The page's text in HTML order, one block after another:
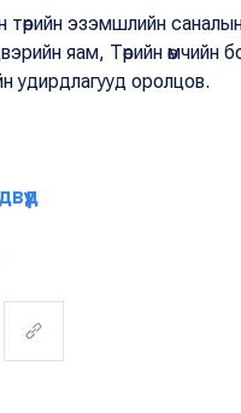
төрийн эзэмшлийн
яам, Төрийн өмчийн
удирдлагууд оролцов.